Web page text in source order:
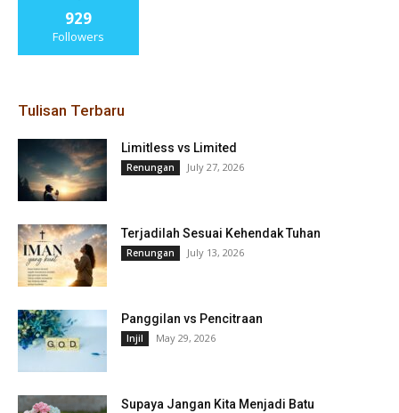
929
Followers
Tulisan Terbaru
Limitless vs Limited
Renungan July 27, 2026
Terjadilah Sesuai Kehendak Tuhan
Renungan July 13, 2026
Panggilan vs Pencitraan
Injil May 29, 2026
Supaya Jangan Kita Menjadi Batu